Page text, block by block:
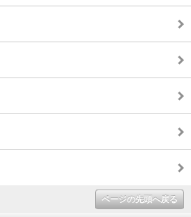
ページの先頭へ戻る